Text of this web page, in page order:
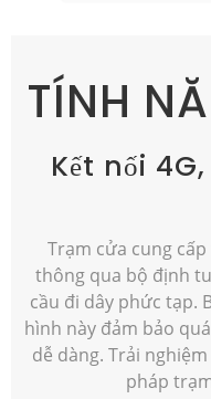
TÍNH
Kết nối
Trạm cửa cung
thông qua bộ định
cầu đi dây phức tạp.
hình này đảm bảo
dễ dàng. Trải
pháp